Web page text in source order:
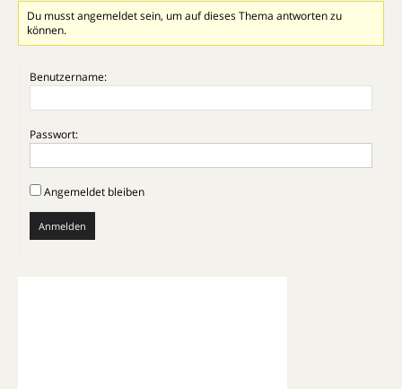
Du musst angemeldet sein, um auf dieses Thema antworten zu
können.
Benutzername:
Passwort:
Angemeldet bleiben
Anmelden